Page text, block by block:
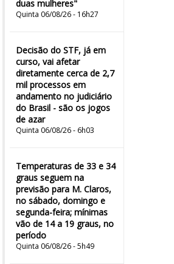
duas mulheres"
Quinta 06/08/26 - 16h27
Decisão do STF, já em
curso, vai afetar
diretamente cerca de 2,7
mil processos em
andamento no judiciário
do Brasil - são os jogos
de azar
Quinta 06/08/26 - 6h03
Temperaturas de 33 e 34
graus seguem na
previsão para M. Claros,
no sábado, domingo e
segunda-feira; mínimas
vão de 14 a 19 graus, no
período
Quinta 06/08/26 - 5h49